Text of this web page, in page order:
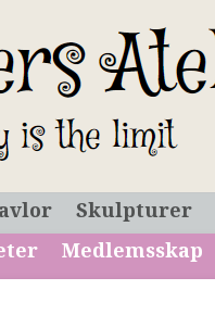
Skulpturer
Medlemsskap